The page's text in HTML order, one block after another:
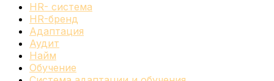
HR- система
HR-бренд
Адаптация
Аудит
Найм
Обучение